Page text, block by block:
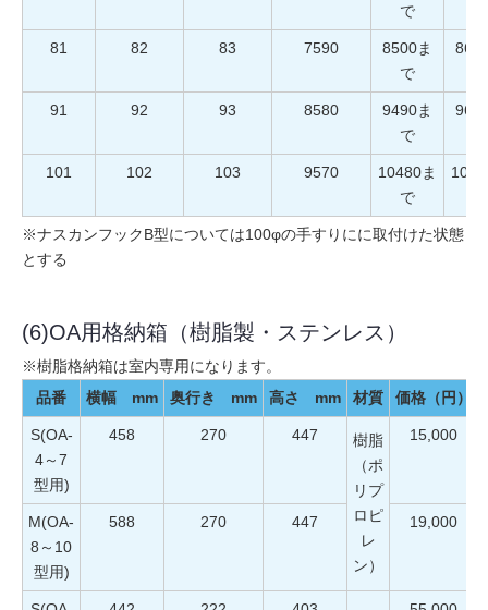
で
81 82 83 7590
8500ま
で
91 92 93 8580
9490ま
で
101 102 103 9570
10480ま
で
※ナスカンフックB型については100φの手すりにに取付けた状態
とする
(6)OA用格納箱（樹脂製・ステンレス）
※樹脂格納箱は室内専用になります。
品番
横幅 mm 奥行き mm 高さ mm 材質 価格（円）
S(OA-
4～7
型用)
458 270 447
樹脂
（ポ
リプ
ロピ
レ
ン）
15,000
M(OA-
8～10
型用)
588 270 447 19,000